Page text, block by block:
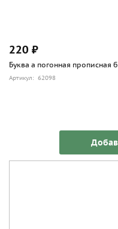
220 ₽
Буква а погонная прописная
Артикул: 62098